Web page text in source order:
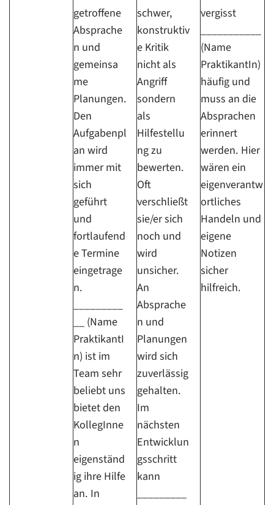
getroffene
Absprache
n und
gemeinsa
me
Planungen.
Den
Aufgabenpl
an wird
immer mit
sich
geführt
und
fortlaufend
e Termine
eingetrage
n.
_________
__ (Name
PraktikantI
n) ist im
Team sehr
beliebt uns
bietet den
KollegInne
n
eigenständ
ig ihre Hilfe
an. In
schwer,
konstruktiv
e Kritik
nicht als
Angriff
sondern
als
Hilfestellu
ng zu
bewerten.
Oft
verschließt
sie/er sich
noch und
wird
unsicher.
An
Absprache
n und
Planungen
wird sich
zuverlässig
gehalten.
Im
nächsten
Entwicklun
gsschritt
kann
_________
vergisst
___________
(Name
PraktikantIn)
häufig und
muss an die
Absprachen
erinnert
werden. Hier
wären ein
eigenverantw
ortliches
Handeln und
eigene
Notizen
sicher
hilfreich.